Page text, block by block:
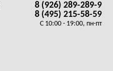
8 (926) 289-289-9
8 (495) 215-58-59
C 10:00 - 19:00, пн-пт